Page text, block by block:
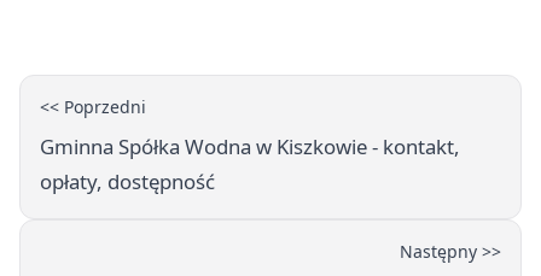
<< Poprzedni
Gminna Spółka Wodna w Kiszkowie - kontakt,
opłaty, dostępność
Następny >>